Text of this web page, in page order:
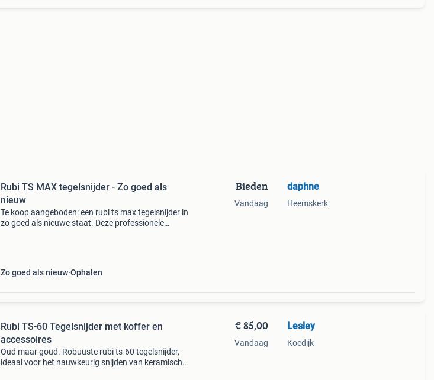
Rubi TS MAX tegelsnijder - Zo goed als
nieuw
Te koop aangeboden: een rubi ts max tegelsnijder in
zo goed als nieuwe staat. Deze professionele
Zo goed als nieuw Ophalen
Bieden
Vandaag
daphne
Heemskerk
Rubi TS-60 Tegelsnijder met koffer en
accessoires
Oud maar goud. Robuuste rubi ts-60 tegelsnijder,
ideaal voor het nauwkeurig snijden van keramische
€ 85,00
Vandaag
Lesley
Koedijk